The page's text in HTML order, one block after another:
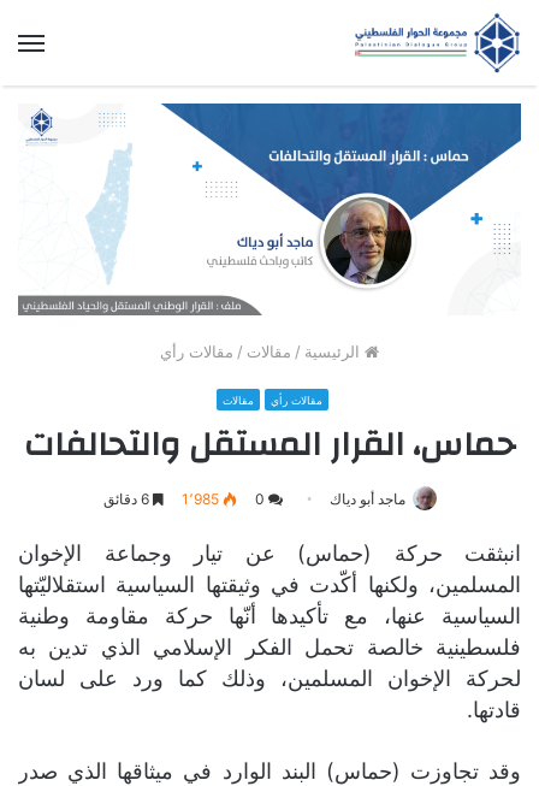
الرئيسية / مقالات / مقالات رأي
مقالات رأي مقالات
حماس، القرار المستقل والتحالفات
ماجد أبو دياك 0 1٬985 6 دقائق
انبثقت حركة (حماس) عن تيار وجماعة الإخوان
المسلمين، ولكنها أكّدت في وثيقتها السياسية استقلاليّتها
السياسية عنها، مع تأكيدها أنّها حركة مقاومة وطنية
فلسطينية خالصة تحمل الفكر الإسلامي الذي تدين به
لحركة الإخوان المسلمين، وذلك كما ورد على لسان
قادتها.
وقد تجاوزت (حماس) البند الوارد في ميثاقها الذي صدر